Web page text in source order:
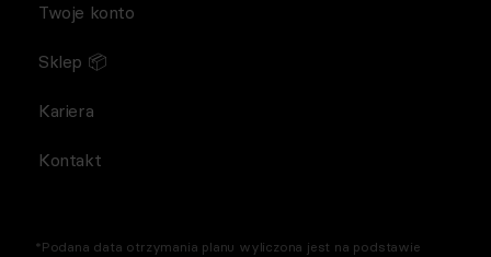
Twoje konto
Sklep 📦
Kariera
Kontakt
*Podana data otrzymania planu wyliczona jest na podstawie